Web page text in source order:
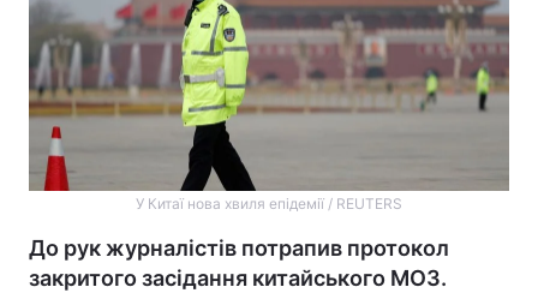
У Китаї нова хвиля епідемії / REUTERS
До рук журналістів потрапив протокол
закритого засідання китайського МОЗ.